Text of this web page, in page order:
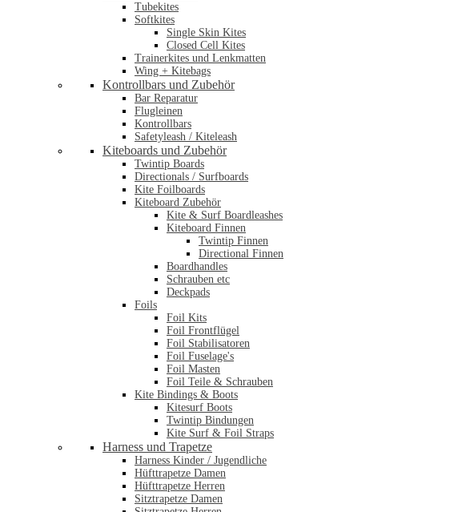
Tubekites
Softkites
Single Skin Kites
Closed Cell Kites
Trainerkites und Lenkmatten
Wing + Kitebags
Kontrollbars und Zubehör
Bar Reparatur
Flugleinen
Kontrollbars
Safetyleash / Kiteleash
Kiteboards und Zubehör
Twintip Boards
Directionals / Surfboards
Kite Foilboards
Kiteboard Zubehör
Kite & Surf Boardleashes
Kiteboard Finnen
Twintip Finnen
Directional Finnen
Boardhandles
Schrauben etc
Deckpads
Foils
Foil Kits
Foil Frontflügel
Foil Stabilisatoren
Foil Fuselage's
Foil Masten
Foil Teile & Schrauben
Kite Bindings & Boots
Kitesurf Boots
Twintip Bindungen
Kite Surf & Foil Straps
Harness und Trapetze
Harness Kinder / Jugendliche
Hüfttrapetze Damen
Hüfttrapetze Herren
Sitztrapetze Damen